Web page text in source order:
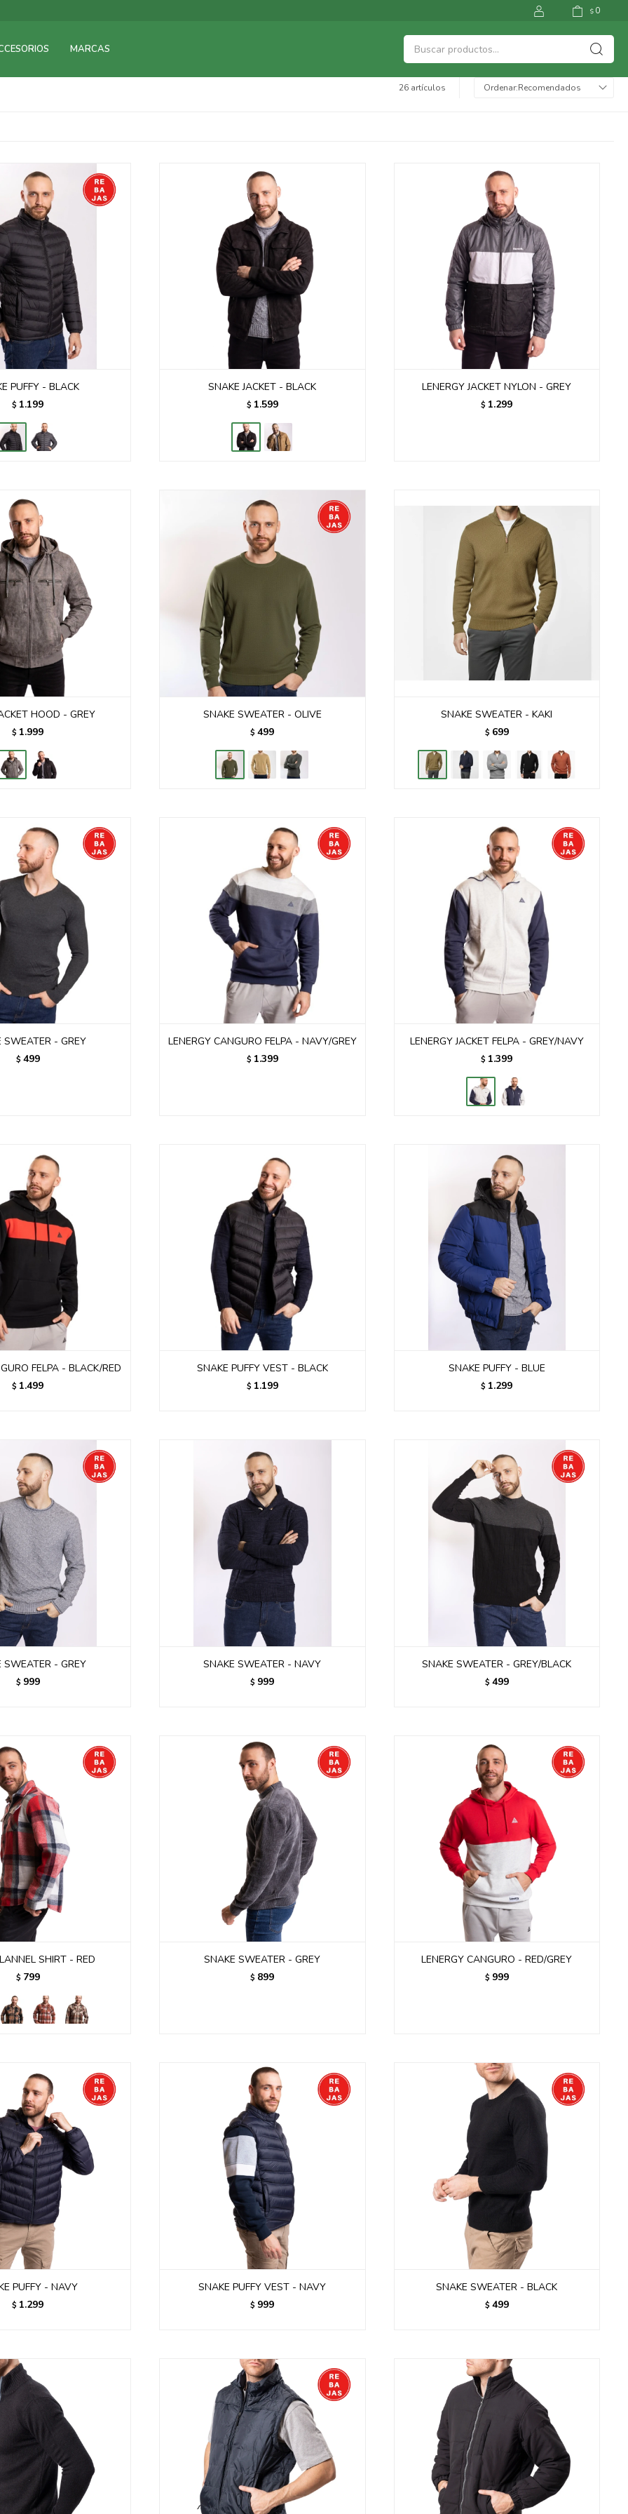
MARCAS
$ 0
26 artículos Recomendados
PUFFY - BLACK
$ 1.199
SNAKE JACKET - BLACK
$ 1.599
LENERGY JACKET NYLON - GREY
$ 1.299
HOOD - GREY
$ 1.999
SNAKE SWEATER - OLIVE
$ 499
SNAKE SWEATER - KAKI
$ 699
SWEATER - GREY
$ 499
LENERGY CANGURO FELPA - NAVY/GREY
$ 1.399
LENERGY JACKET FELPA - GREY/NAVY
$ 1.399
FELPA - BLACK/RED
$ 1.499
SNAKE PUFFY VEST - BLACK
$ 1.199
SNAKE PUFFY - BLUE
$ 1.299
SWEATER - GREY
$ 999
SNAKE SWEATER - NAVY
$ 999
SNAKE SWEATER - GREY/BLACK
$ 499
SHIRT - RED
$ 799
SNAKE SWEATER - GREY
$ 899
LENERGY CANGURO - RED/GREY
$ 999
PUFFY - NAVY
$ 1.299
SNAKE PUFFY VEST - NAVY
$ 999
SNAKE SWEATER - BLACK
$ 499